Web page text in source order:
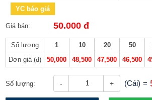
YC báo giá
Giá bán: 50.000 đ
Số lượng
Đơn giá (đ)
1
50,000
10
48,500
20
47,500
50
46,500
Số lượng: - + (Cái) =